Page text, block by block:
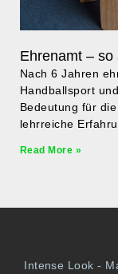
Ehrenamt – so
Nach 6 Jahren
Handballsport
Bedeutung für
lehrreiche
Read More »
Intense Look -